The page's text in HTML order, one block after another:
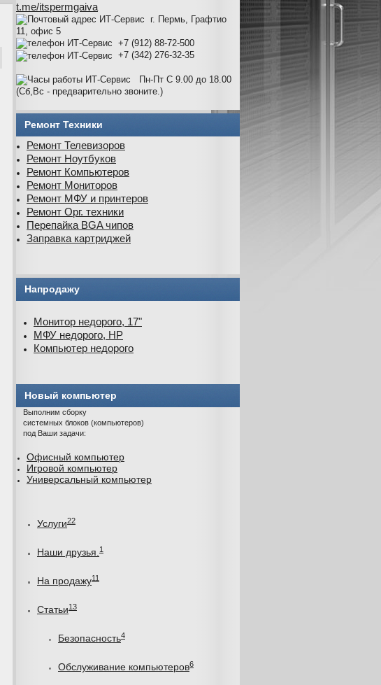
t.me/itspermgaiva
г. Пермь, Графтио
11, офис 5
+7 (912) 88-72-500
+7 (342) 276-32-35
Пн-Пт С 9.00 до 18.00
(Сб,Вс - предварительно звоните.)
Ремонт Техники
Ремонт Телевизоров
Ремонт Ноутбуков
Ремонт Компьютеров
Ремонт Мониторов
Ремонт МФУ и принтеров
Ремонт Орг. техники
Перепайка BGA чипов
Заправка картриджей
Напродажу
Монитор недорого, 17"
МФУ недорого, HP
Компьютер недорого
Новый компьютер
Выполним сборку
системных блоков (компьютеров)
под Ваши задачи:
Офисный компьютер
Игровой компьютер
Универсальный компьютер
Услуги22
Наши друзья. 1
На продажу11
Статьи13
Безопасность4
Обслуживание компьютеров6